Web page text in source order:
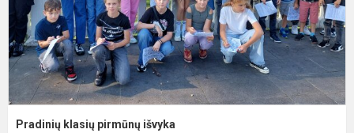
Pradinių klasių pirmūnų išvyka